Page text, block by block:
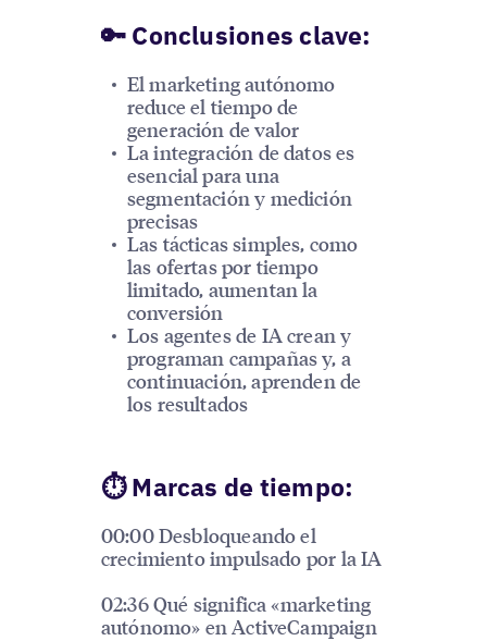
🔑 Conclusiones clave:
El marketing autónomo
reduce el tiempo de
generación de valor
La integración de datos es
esencial para una
segmentación y medición
precisas
Las tácticas simples, como
las ofertas por tiempo
limitado, aumentan la
conversión
Los agentes de IA crean y
programan campañas y, a
continuación, aprenden de
los resultados
⏱ Marcas de tiempo:
00:00 Desbloqueando el
crecimiento impulsado por la IA
02:36 Qué significa «marketing
autónomo» en ActiveCampaign